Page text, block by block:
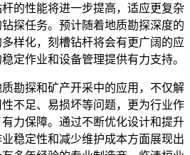
的性能将进一步提高，适应更复杂
探任务。预计随着地质勘探深度的
样化，刻槽钻杆将会有更广阔的应
定作业和设备管理提供有力支持。
勘探和矿产开采中的应用，不仅解
不足、易损坏等问题，更为行业作
力保障。通过不断优化设计和提升
稳定性和减少维护成本方面展现出